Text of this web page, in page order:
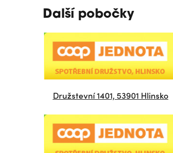
Další pobočky
Družstevní 1401, 53901 Hlinsko